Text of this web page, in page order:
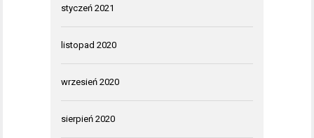
styczeń 2021
listopad 2020
wrzesień 2020
sierpień 2020